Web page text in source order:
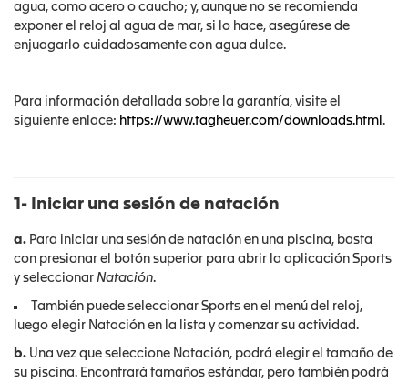
agua, como acero o caucho; y, aunque no se recomienda
exponer el reloj al agua de mar, si lo hace, asegúrese de
enjuagarlo cuidadosamente con agua dulce.
Para información detallada sobre la garantía, visite el
siguiente enlace: https://www.tagheuer.com/downloads.html .
1- Iniciar una sesión de natación
a. Para iniciar una sesión de natación en una piscina, basta
con presionar el botón superior para abrir la aplicación Sports
y seleccionar Natación.
También puede seleccionar Sports en el menú del reloj,
luego elegir Natación en la lista y comenzar su actividad.
b. Una vez que seleccione Natación, podrá elegir el tamaño de
su piscina. Encontrará tamaños estándar, pero también podrá